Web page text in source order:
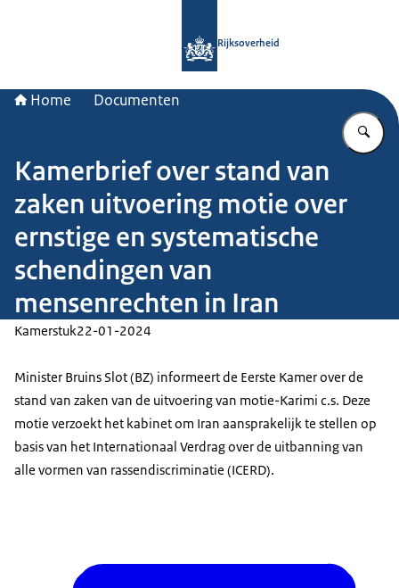
Rijksoverheid
Home Documenten
Kamerbrief over stand van
zaken uitvoering motie over
ernstige en systematische
schendingen van
mensenrechten in Iran
Kamerstuk22-01-2024
Minister Bruins Slot (BZ) informeert de Eerste Kamer over de
stand van zaken van de uitvoering van motie-Karimi c.s. Deze
motie verzoekt het kabinet om Iran aansprakelijk te stellen op
basis van het Internationaal Verdrag over de uitbanning van
alle vormen van rassendiscriminatie (ICERD).